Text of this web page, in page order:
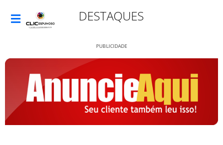
DESTAQUES
PUBLICIDADE